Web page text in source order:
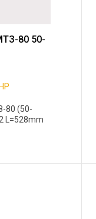
80 50-
80 (50-
L=528mm